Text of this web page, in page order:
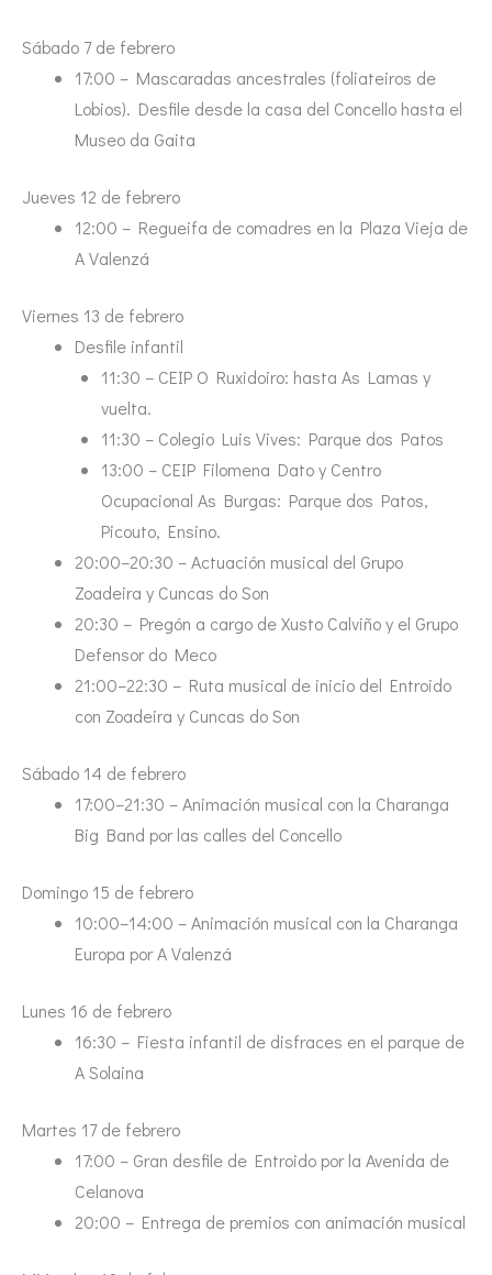
Sábado 7 de febrero
17:00 – Mascaradas ancestrales (foliateiros de
Lobios). Desfile desde la casa del Concello hasta el
Museo da Gaita
Jueves 12 de febrero
12:00 – Regueifa de comadres en la Plaza Vieja de
A Valenzá
Viernes 13 de febrero
Desfile infantil
11:30 – CEIP O Ruxidoiro: hasta As Lamas y
vuelta.
11:30 – Colegio Luis Vives: Parque dos Patos
13:00 – CEIP Filomena Dato y Centro
Ocupacional As Burgas: Parque dos Patos,
Picouto, Ensino.
20:00–20:30 – Actuación musical del Grupo
Zoadeira y Cuncas do Son
20:30 – Pregón a cargo de Xusto Calviño y el Grupo
Defensor do Meco
21:00–22:30 – Ruta musical de inicio del Entroido
con Zoadeira y Cuncas do Son
Sábado 14 de febrero
17:00–21:30 – Animación musical con la Charanga
Big Band por las calles del Concello
Domingo 15 de febrero
10:00–14:00 – Animación musical con la Charanga
Europa por A Valenzá
Lunes 16 de febrero
16:30 – Fiesta infantil de disfraces en el parque de
A Solaina
Martes 17 de febrero
17:00 – Gran desfile de Entroido por la Avenida de
Celanova
20:00 – Entrega de premios con animación musical